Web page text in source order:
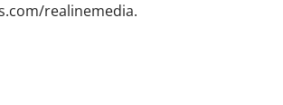
realinemedia.